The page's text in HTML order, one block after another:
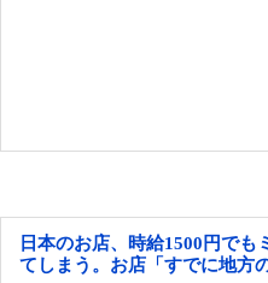
日本のお店、時給1500円で
てしまう。お店「すでに地方